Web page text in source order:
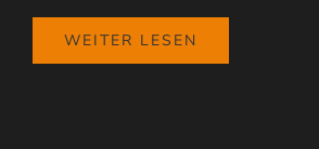
WEITER LESEN